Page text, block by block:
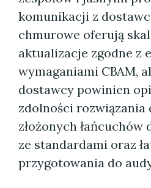
komunikacji z
chmurowe oferują
aktualizacje zgodne z
wymaganiami CBAM,
dostawcy powinien
zdolności rozwiązania
złożonych łańcuchów
ze standardami oraz
przygotowania do